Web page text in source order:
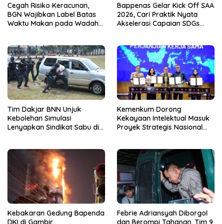
Cegah Risiko Keracunan,
BGN Wajibkan Label Batas
Waktu Makan pada Wadah
Bappenas Gelar Kick Off SAA
2026, Cari Praktik Nyata
Akselerasi Capaian SDGs
Tim Dakjar BNN Unjuk
Kebolehan Simulasi
Lenyapkan Sindikat Sabu di
Kemenkum Dorong
Kekayaan Intelektual Masuk
Proyek Strategis Nasional
Kebakaran Gedung Bapenda
DKI di Gambir
Febrie Adriansyah Diborgol
dan Berompi Tahanan, Tim 9